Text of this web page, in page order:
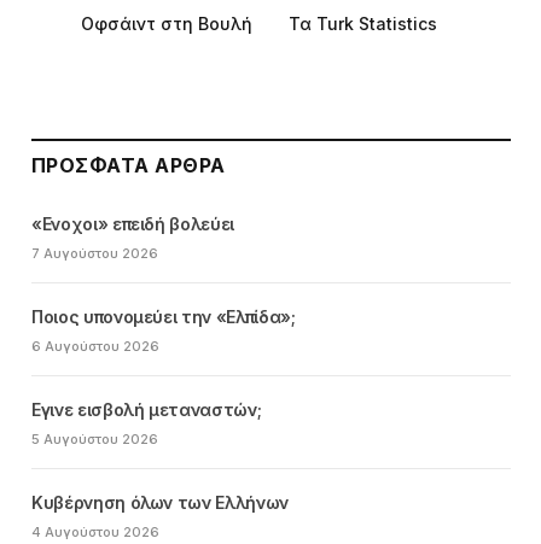
Οφσάιντ στη Βουλή Τα Turk Statistics
ΠΡΌΣΦΑΤΑ ΆΡΘΡΑ
«Ενοχοι» επειδή βολεύει
7 Αυγούστου 2026
Ποιος υπονομεύει την «Ελπίδα»;
6 Αυγούστου 2026
Εγινε εισβολή μεταναστών;
5 Αυγούστου 2026
Κυβέρνηση όλων των Ελλήνων
4 Αυγούστου 2026